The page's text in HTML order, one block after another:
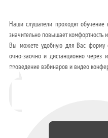
Наши слушатели проходят обучение
значительно повышает комфортность
Вы можете удобную для Вас форму
очно-заочно и дистанционно через
проведение вэбинаров и видео